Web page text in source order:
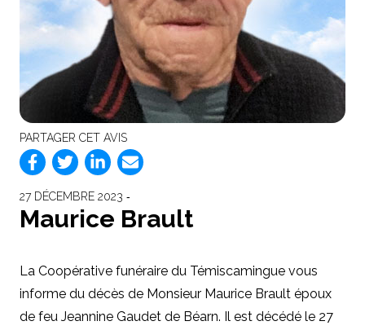
PARTAGER CET AVIS
27 DÉCEMBRE 2023 ‐
Maurice Brault
La Coopérative funéraire du Témiscamingue vous
informe du décès de Monsieur Maurice Brault époux
de feu Jeannine Gaudet de Béarn. Il est décédé le 27